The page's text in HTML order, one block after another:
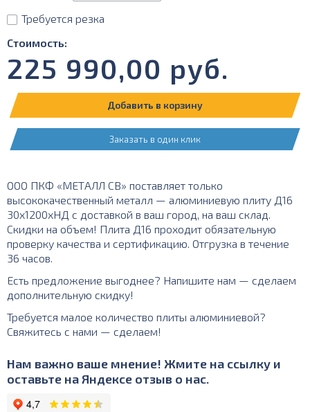
Требуется резка
Стоимость:
225 990,00 руб.
Добавить в корзину
Заказать в один клик
ООО ПКФ «МЕТАЛЛ СВ» поставляет только
высококачественный металл — алюминиевую плиту Д16
30х1200хНД с доставкой в ваш город, на ваш склад.
Скидки на объем! Плита Д16 проходит обязательную
проверку качества и сертификацию. Отгрузка в течение
36 часов.
Есть предложение выгоднее? Напишите нам — сделаем
дополнительную скидку!
Требуется малое количество плиты алюминиевой?
Свяжитесь с нами — сделаем!
Нам важно ваше мнение! Жмите на ссылку и
оставьте на Яндексе отзыв о нас.